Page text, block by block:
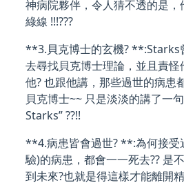
神病院夥伴，令人猜不透的是
綠線 !!!???
**3.貝克博士的玄機? **:Starks
去尋找貝克博士理論，並且責
他? 也跟他講，那些過世的病患
貝克博士~~ 只是淡淡的講了一
Starks” ??!!
**4.病患皆會過世? **:為何接受
驗)的病患，都會一一死去?? 是
到未來?也就是得這樣才能離開